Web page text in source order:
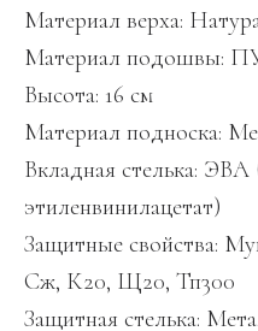
Материал верха:
Материал подошвы:
Высота: 16 см
Материал подноска:
Вкладная стелька:
этиленвинилацетат)
Защитные свойства:
Сж, К20, Щ20, Тп300
Защитная стелька: